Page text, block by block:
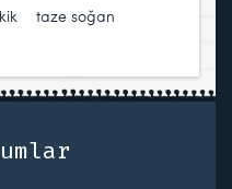
taze soğan